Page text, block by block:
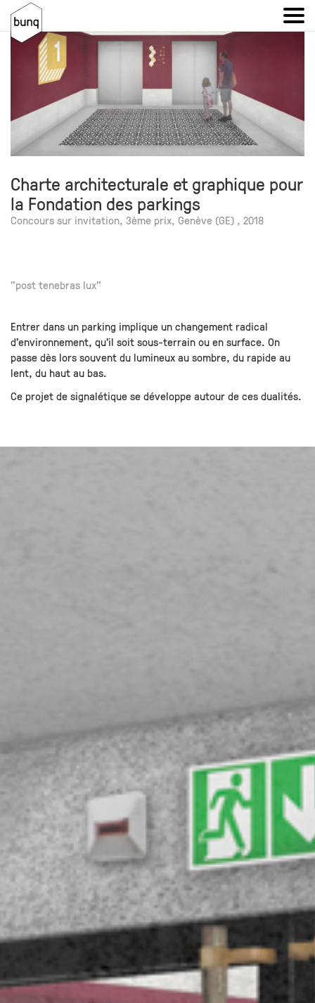
Charte architecturale et graphique pour
la Fondation des parkings
Concours sur invitation, 3ème prix, Genève (GE) , 2018
"post tenebras lux"
Entrer dans un parking implique un changement radical
d’environnement, qu’il soit sous-terrain ou en surface. On
passe dès lors souvent du lumineux au sombre, du rapide au
lent, du haut au bas.
Ce projet de signalétique se développe autour de ces dualités.